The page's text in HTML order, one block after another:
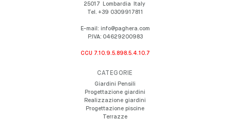
25017
Lombardia
Italy
Tel. +39 0309917811
E-mail: info@paghera.com
P.IVA: 04629200983
CCU 7.10.9.5.898.5.4.10.7
CATEGORIE
Giardini Pensili
Progettazione giardini
Realizzazione giardini
Progettazione piscine
Terrazze